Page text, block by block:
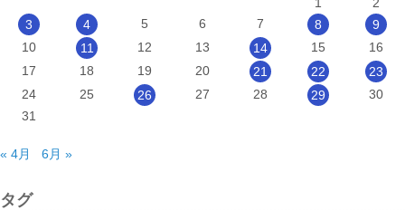
3
4 5 6 7 8
9
10
11 12 13 14 15
16
17
18 19 20 21 22
23
24
25 26 27 28 29
30
31
« 4月 6月 »
タグ